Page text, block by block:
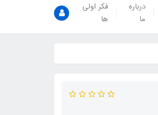
درباره
ما
فکر اولی
ها